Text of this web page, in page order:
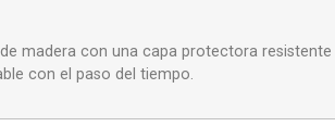
madera con una capa protectora
con el paso del tiempo.